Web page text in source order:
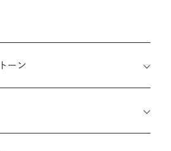
ーン
ット6文字まで刻印可能